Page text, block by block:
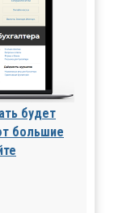
будет
большие